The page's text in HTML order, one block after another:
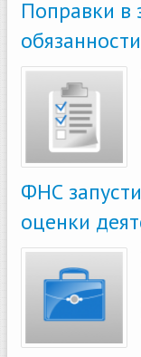
Поправки в
ФНС
оценки